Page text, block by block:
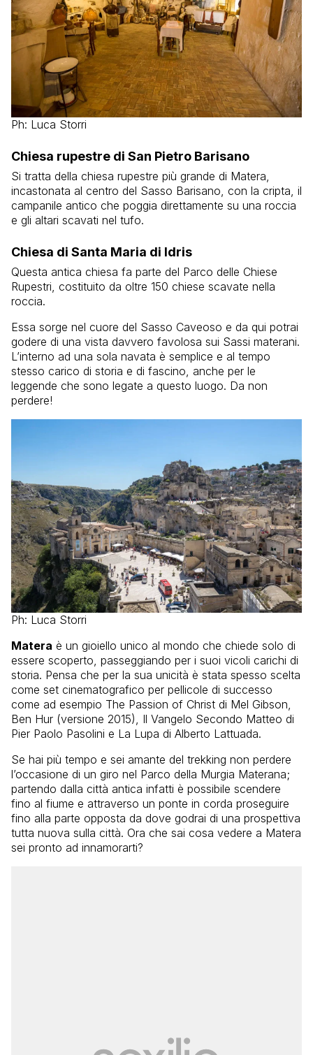
Ph: Luca Storri
Chiesa rupestre di San Pietro Barisano
Si tratta della chiesa rupestre più grande di Matera,
incastonata al centro del Sasso Barisano, con la cripta, il
campanile antico che poggia direttamente su una roccia
e gli altari scavati nel tufo.
Chiesa di Santa Maria di Idris
Questa antica chiesa fa parte del Parco delle Chiese
Rupestri, costituito da oltre 150 chiese scavate nella
roccia.
Essa sorge nel cuore del Sasso Caveoso e da qui potrai
godere di una vista davvero favolosa sui Sassi materani.
L’interno ad una sola navata è semplice e al tempo
stesso carico di storia e di fascino, anche per le
leggende che sono legate a questo luogo. Da non
perdere!
Ph: Luca Storri
Matera è un gioiello unico al mondo che chiede solo di
essere scoperto, passeggiando per i suoi vicoli carichi di
storia. Pensa che per la sua unicità è stata spesso scelta
come set cinematografico per pellicole di successo
come ad esempio The Passion of Christ di Mel Gibson,
Ben Hur (versione 2015), Il Vangelo Secondo Matteo di
Pier Paolo Pasolini e La Lupa di Alberto Lattuada.
Se hai più tempo e sei amante del trekking non perdere
l’occasione di un giro nel Parco della Murgia Materana;
partendo dalla città antica infatti è possibile scendere
fino al fiume e attraverso un ponte in corda proseguire
fino alla parte opposta da dove godrai di una prospettiva
tutta nuova sulla città. Ora che sai cosa vedere a Matera
sei pronto ad innamorarti?